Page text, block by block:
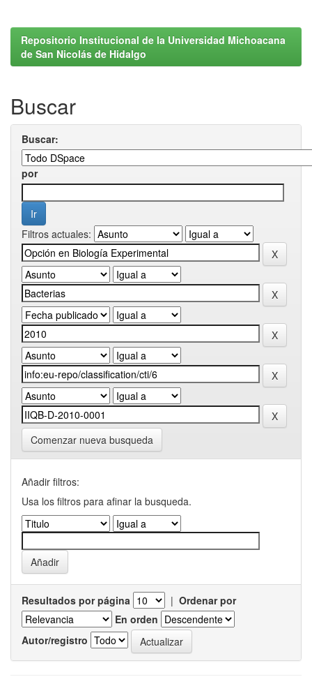
Repositorio Institucional de la Universidad Michoacana
de San Nicolás de Hidalgo
Buscar
Buscar:
por
Filtros actuales:
Comenzar nueva busqueda
Añadir filtros:
Usa los filtros para afinar la busqueda.
Resultados por página | Ordenar por
En orden
Autor/registro